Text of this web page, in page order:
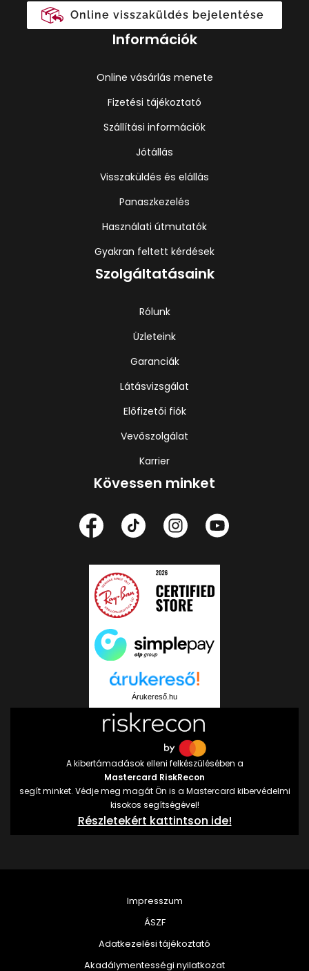
Online visszaküldés bejelentése
Információk
Online vásárlás menete
Fizetési tájékoztató
Szállítási információk
Jótállás
Visszaküldés és elállás
Panaszkezelés
Használati útmutatók
Gyakran feltett kérdések
Szolgáltatásaink
Rólunk
Üzleteink
Garanciák
Látásvizsgálat
Előfizetői fiók
Vevőszolgálat
Karrier
Kövessen minket
Árukereső.hu
A kibertámadások elleni felkészülésében a
Mastercard RiskRecon
segít minket. Védje meg magát Ön is a Mastercard kibervédelmi
kisokos segítségével!
Részletekért kattintson ide!
Impresszum
ÁSZF
Adatkezelési tájékoztató
Akadálymentességi nyilatkozat